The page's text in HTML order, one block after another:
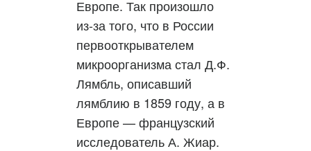
Европе. Так произошло
из-за того, что в России
первооткрывателем
микроорганизма стал Д.Ф.
Лямбль, описавший
лямблию в 1859 году, а в
Европе — французский
исследователь А. Жиар.